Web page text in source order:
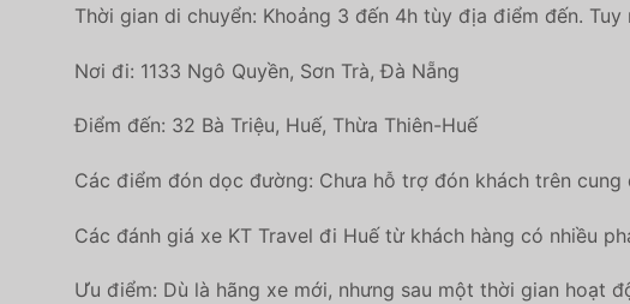
Thời gian di chuyển: Khoảng 3 đến 4h tùy địa điểm đến.
Nơi đi: 1133 Ngô Quyền, Sơn Trà, Đà Nẵng
Điểm đến: 32 Bà Triệu, Huế, Thừa Thiên-Huế
Các điểm đón dọc đường: Chưa hỗ trợ đón khách trên cung
Các đánh giá xe KT Travel đi Huế từ khách hàng có nhiều
Ưu điểm: Dù là hãng xe mới, nhưng sau một thời gian hoạt